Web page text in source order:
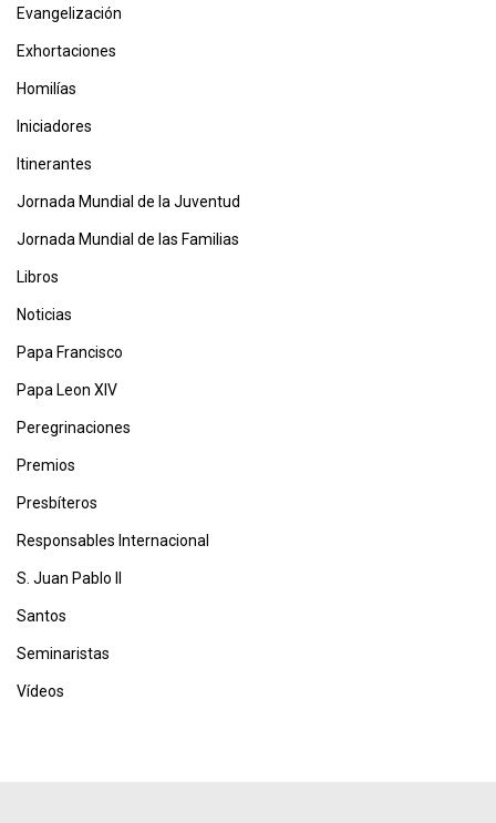
Evangelización
Exhortaciones
Homilías
Iniciadores
Itinerantes
Jornada Mundial de la Juventud
Jornada Mundial de las Familias
Libros
Noticias
Papa Francisco
Papa Leon XIV
Peregrinaciones
Premios
Presbíteros
Responsables Internacional
S. Juan Pablo II
Santos
Seminaristas
Vídeos